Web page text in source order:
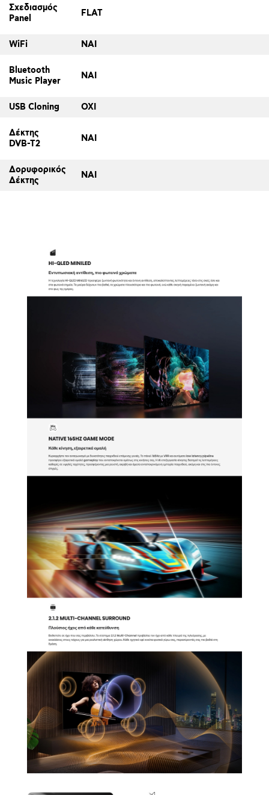
Σχεδιασμός
Panel
FLAT
WiFi ΝΑΙ
Bluetooth
Music Player
ΝΑΙ
USB Cloning ΟΧΙ
Δέκτης
DVB-T2
ΝΑΙ
Δορυφορικός
Δέκτης
ΝΑΙ